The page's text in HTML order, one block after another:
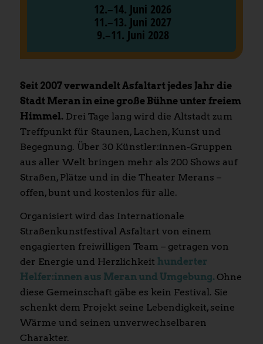
Seit 2007 verwandelt Asfaltart jedes Jahr die
Stadt Meran in eine große Bühne unter freiem
Himmel.Drei Tage lang wird die Altstadt zum
Treffpunkt für Staunen, Lachen, Kunst und
Begegnung. Über 30 Künstler:innen-Gruppen
aus aller Welt bringen mehr als 200 Shows auf
Straßen, Plätze und in die Theater Merans –
offen, bunt und kostenlos für alle.
Organisiert wird das Internationale
Straßenkunstfestival Asfaltart von einem
engagierten freiwilligen Team – getragen von
der Energie und Herzlichkeit hunderter
Helfer:innen aus Meran und Umgebung. Ohne
diese Gemeinschaft gäbe es kein Festival. Sie
schenkt dem Projekt seine Lebendigkeit, seine
Wärme und seinen unverwechselbaren
Charakter.
12.–14. Juni 2026
11.–13. Juni 2027
9.–11. Juni 2028